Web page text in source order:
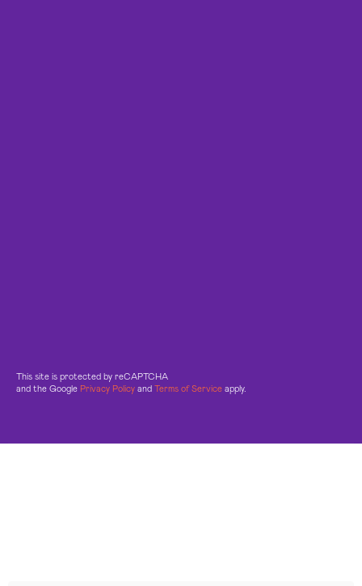
This site is protected by reCAPTCHA
and the Google Privacy Policy and Terms of Service apply.